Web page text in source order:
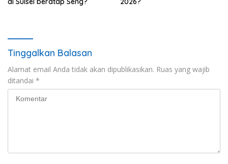
Tinggalkan Balasan
Alamat email Anda tidak akan dipublikasikan. Ruas yang wajib
ditandai *